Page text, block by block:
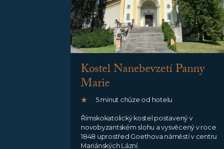
Kostel Nanebevzetí Panny
Marie
5 minut chůze od hotelu
Římskokatolický kostel postavený v
novobyzantském slohu a vysvěcený v roce
1848 uprostřed Goethova náměstí v centru
Mariánských Lázní.